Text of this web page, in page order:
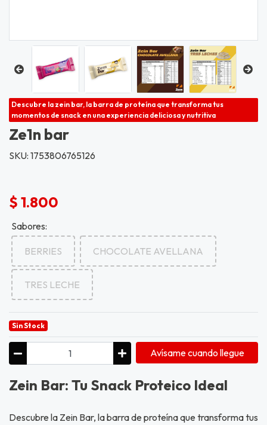
Descubre la zein bar, la barra de proteína que transforma tus
momentos de snack en una experiencia deliciosa y nutritiva
Ze1n bar
SKU: 1753806765126
$ 1.800
Sabores:
BERRIES CHOCOLATE AVELLANA
TRES LECHE
Sin Stock
Avísame cuando llegue
Zein Bar: Tu Snack Proteico Ideal
Descubre la Zein Bar, la barra de proteína que transforma tus